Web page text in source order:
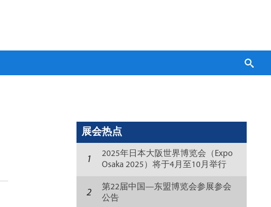
展会热点
1
2025年日本大阪世界博览会（Expo
Osaka 2025）将于4月至10月举行
2
第22届中国—东盟博览会参展参会
公告